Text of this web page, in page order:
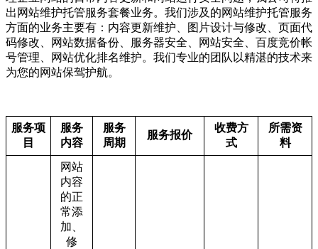
出网站维护托管服务套餐业务。我们涉及的网站维护托管服务
方面的业务主要有：内容更新维护、图片设计与修改、页面代
码修改、网站数据备份、服务器安全、网站安全、百度竞价帐
号管理、网站优化排名维护。我们专业的团队以精湛的技术来
为您的网站保驾护航。
服务项
目
服务
内容
服务
周期
服务报价
收费方
式
所需资
料
网站
内容
的正
常添
加、
修